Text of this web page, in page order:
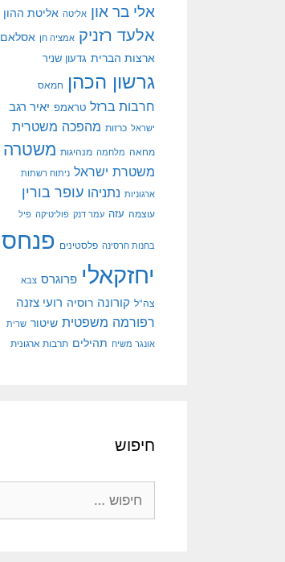
אלי בר און אליטה אליטת ההון
אלעד רזניק אמציה חן אסלאם
ארצות הברית גדעון שניר
גרשון הכהן חמאס
חרבות ברזל טראמפ יאיר רגב
ישראל כרזות מהפכה משטרית
מחאה מלחמה מנהיגות משטרה
משטרת ישראל ניתוח רשתות
ארגוניות נתניהו עופר בורין
עוצמה עזה עמר דנק פוליטיקה פיל
בחנות חרסינה פלסטינים פנחס
יחזקאלי פרוגרס צבא
צה"ל קורונה רוסיה רועי צזנה
רפורמה משפטית שיטור שרית
אונגר משיח תהילים תרבות ארגונית
חיפוש